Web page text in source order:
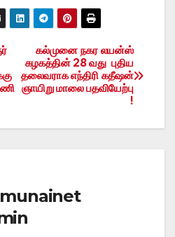
கல்முனை நகர லயன்ஸ்
கழகத்தின் 28 வது புதிய
தலைவராக எந்திரி கதீஷன்
ஞாயிறு மாலை பதவியேற்பு
!